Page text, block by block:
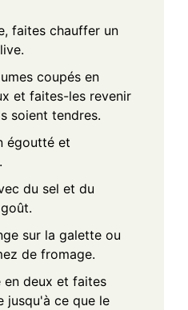
faites chauffer un
coupés en
et faites-les revenir
soient tendres.
égoutté et
du sel et du
sur la galette ou
de fromage.
en deux et faites
jusqu'à ce que le